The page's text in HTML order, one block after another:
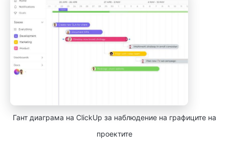
Гант диаграма на ClickUp за наблюдение на графиците на
проектите